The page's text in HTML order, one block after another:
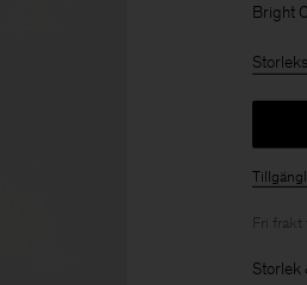
Bright
Fri frakt
Storlek